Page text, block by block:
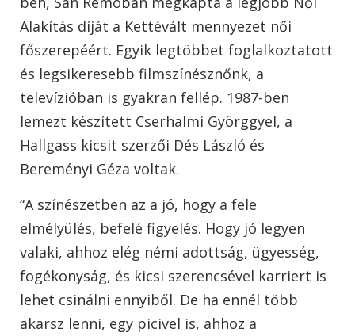
Alakítás díját a Kettévált mennyezet női
főszerepéért. Egyik legtöbbet foglalkoztatott
és legsikeresebb filmszínésznőnk, a
televízióban is gyakran fellép. 1987-ben
lemezt készített Cserhalmi Györggyel, a
Hallgass kicsit szerzői Dés László és
Bereményi Géza voltak.
“A színészetben az a jó, hogy a fele
elmélyülés, befelé figyelés. Hogy jó legyen
valaki, ahhoz elég némi adottság, ügyesség,
fogékonyság, és kicsi szerencsével karriert is
lehet csinálni ennyiből. De ha ennél több
akarsz lenni, egy picivel is, ahhoz a